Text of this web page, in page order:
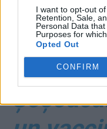
I want to opt-out
Retention, Sale,
Personal Data
Purposes for
Opted Out
CONFIRM
*VIDEO.